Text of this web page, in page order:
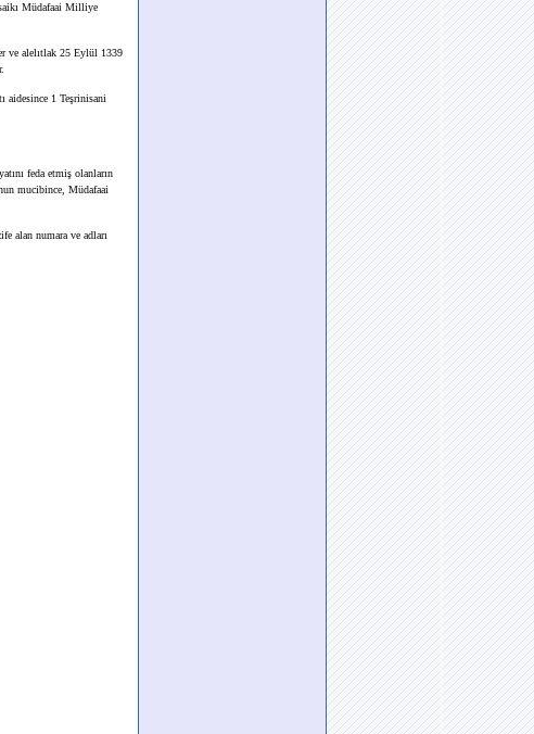
Müdafaai Milliye
ve alelıtlak 25 Eylül 1339
aidesince 1 Teşrinisani
feda etmiş olanların
mucibince, Müdafaai
alan numara ve adları